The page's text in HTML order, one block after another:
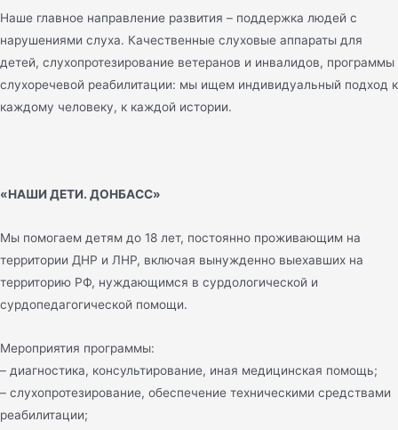
Наше главное направление развития – поддержка людей с
нарушениями слуха. Качественные слуховые аппараты для
детей, слухопротезирование ветеранов и инвалидов, программы
слухоречевой реабилитации: мы ищем индивидуальный подход к
каждому человеку, к каждой истории.
«НАШИ ДЕТИ. ДОНБАСС»
Мы помогаем детям до 18 лет, постоянно проживающим на
территории ДНР и ЛНР, включая вынужденно выехавших на
территорию РФ, нуждающимся в сурдологической и
сурдопедагогической помощи.
Мероприятия программы:
– диагностика, консультирование, иная медицинская помощь;
– слухопротезирование, обеспечение техническими средствами
реабилитации;